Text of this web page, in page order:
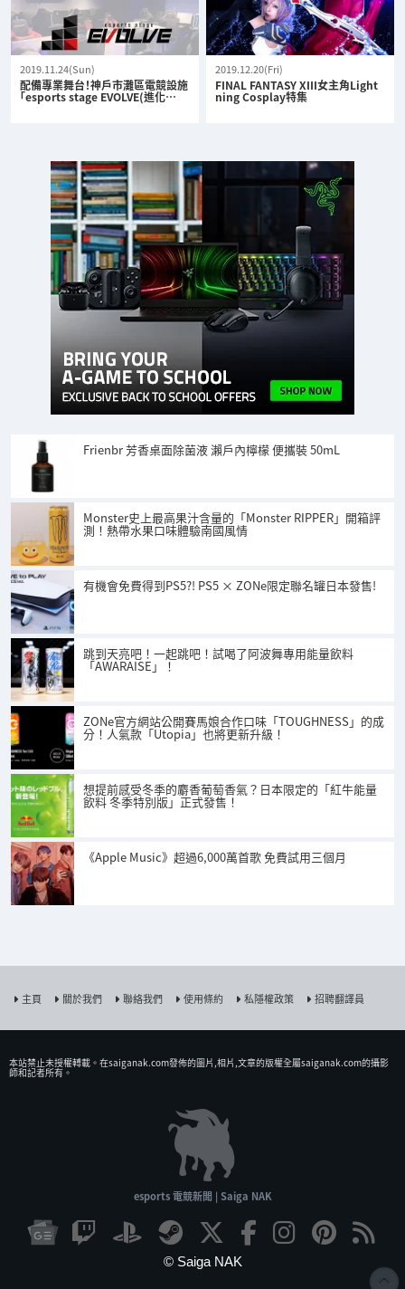
2019.11.24(Sun)
配備專業舞台！神戶市灘區電競設施
「esports stage EVOLVE(進化…
2019.12.20(Fri)
FINAL FANTASY XIII女主角Light
ning Cosplay特集
Frienbr 芳香桌面除菌液 瀨戶內檸檬 便攜裝 50mL
Monster史上最高果汁含量的「Monster RIPPER」開箱評
測！熱帶水果口味體驗南國風情
有機會免費得到PS5?! PS5 × ZONe限定聯名罐日本發售!
跳到天亮吧！一起跳吧！試喝了阿波舞專用能量飲料
「AWARAISE」！
ZONe官方網站公開賽馬娘合作口味「TOUGHNESS」的成
分！人氣款「Utopia」也將更新升級！
想提前感受冬季的麝香葡萄香氣？日本限定的「紅牛能量
飲料 冬季特別版」正式發售！
《Apple Music》超過6,000萬首歌 免費試用三個月
主頁 關於我們 聯絡我們 使用條約 私隱權政策 招聘翻譯員
本站禁止未授權𨍭載。在saiganak.com發佈的圖片,相片,文章的版權全屬saiganak.com的攝影
師和記者所有。
esports 電競新聞 | Saiga NAK
© Saiga NAK